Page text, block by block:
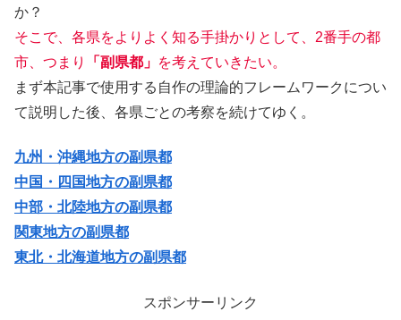
か？
そこで、各県をよりよく知る手掛かりとして、2番手の都
市、つまり
「副県都」 を考えていきたい。
まず本記事で使用する自作の理論的フレームワークについ
て説明した後、各県ごとの考察を続けてゆく。
九州・沖縄地方の副県都
中国・四国地方の副県都
中部・北陸地方の副県都
関東地方の副県都
東北・北海道地方の副県都
スポンサーリンク